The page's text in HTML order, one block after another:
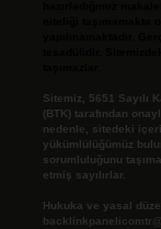
Sitemiz, 5651 Sayılı
(BTK) tarafından
nedenle, sitedeki
yükümlülüğümüz
sorumluluğunu
etmiş sayılırlar.
Hukuka ve yasal